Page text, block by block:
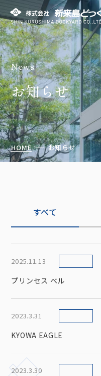
株式会社 新来島どっく
News
お知らせ
HOME お知らせ
すべて
2025.11.13
プリンセス ベル
2023.3.31
KYOWA EAGLE
2023.3.30